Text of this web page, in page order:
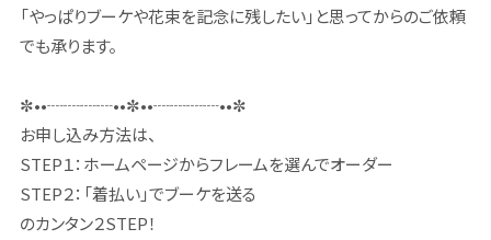
「やっぱりブーケや花束を記念に残したい」と思ってからのご依頼
でも承ります。
✼••┈┈┈┈••✼••┈┈┈┈••✼
お申し込み方法は、
STEP１：ホームページからフレームを選んでオーダー
STEP２：「着払い」でブーケを送る
のカンタン２STEP！